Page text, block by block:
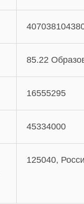
85.22
16555295
45334000
125040,